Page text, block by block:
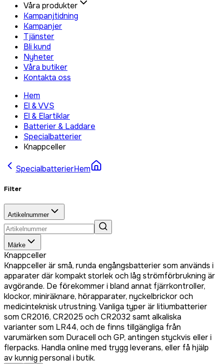
Våra produkter
Kampanjtidning
Kampanjer
Tjänster
Bli kund
Nyheter
Våra butiker
Kontakta oss
Hem
El & VVS
El & Elartiklar
Batterier & Laddare
Specialbatterier
Knappceller
SpecialbatterierHem
Filter
Artikelnummer
Märke
Knappceller
Knappceller är små, runda engångsbatterier som används i
apparater där kompakt storlek och låg strömförbrukning är
avgörande. De förekommer i bland annat fjärrkontroller,
klockor, miniräknare, hörapparater, nyckelbrickor och
medicinteknisk utrustning. Vanliga typer är litiumbatterier
som CR2016, CR2025 och CR2032 samt alkaliska
varianter som LR44, och de finns tillgängliga från
varumärken som Duracell och GP, antingen styckvis eller i
flerpacks. Handla online med trygg leverans, eller få hjälp
av kunnig personal i butik.